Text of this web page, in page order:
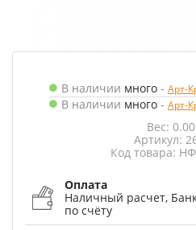
В наличии много - Арт-
В наличии много - Арт-
Вес:
Артикул:
Код товара:
Оплата
Наличный расчет,
по счёту